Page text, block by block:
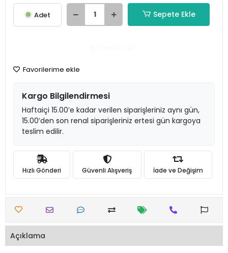
Adet Sepete Ekle
Favorilerime ekle
Kargo Bilgilendirmesi
Haftaiçi 15.00’e kadar verilen siparişleriniz aynı gün,
15.00’den son renal siparişleriniz ertesi gün kargoya
teslim edilir.
Hızlı Gönderi Güvenli Alışveriş İade ve Değişim
Açıklama